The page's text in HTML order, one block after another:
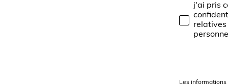
z
o
j'ai pris
relatives
Les